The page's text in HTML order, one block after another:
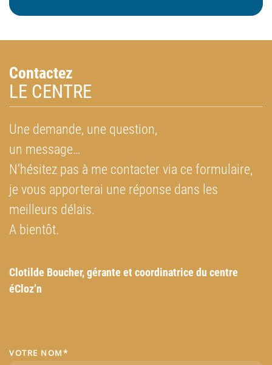
Contactez
LE CENTRE
Une demande, une question,
un message…
N’hésitez pas à me contacter via ce formulaire,
je vous apporterai une réponse dans les
meilleurs délais.
A bientôt.
Clotilde Boucher, gérante et coordinatrice du centre
éCloz’n
VOTRE NOM*